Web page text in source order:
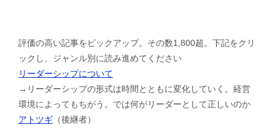
評価の高い記事をピックアップ。その数1,800超。下記をクリ
ックし、ジャンル別に読み進めてください
リーダーシップについて
→リーダーシップの形式は時間とともに変化していく。経営
環境によってもちがう。では何がリーダーとして正しいのか
アトツギ （後継者）